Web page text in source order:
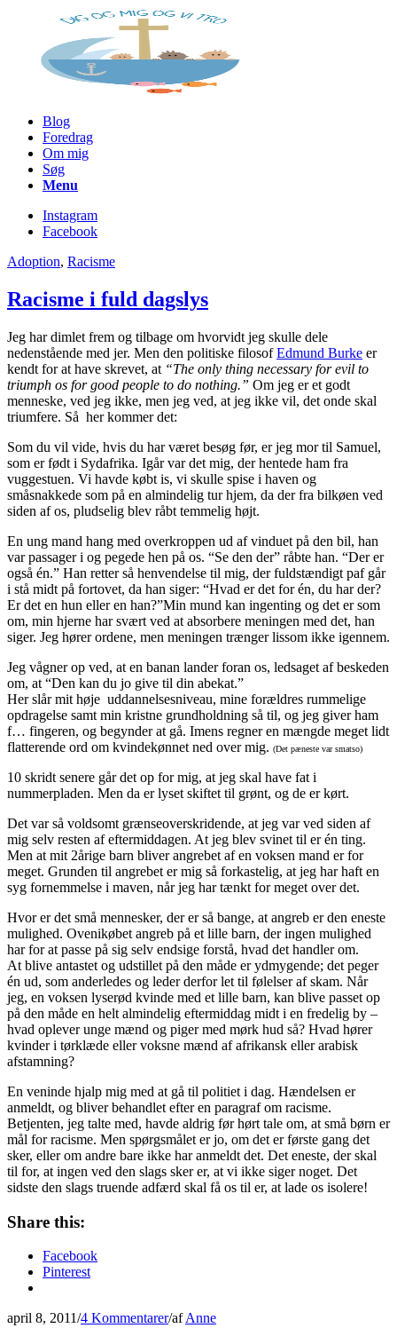
Blog
Foredrag
Om mig
Søg
Menu
Instagram
Facebook
Adoption, Racisme
Racisme i fuld dagslys
Jeg har dimlet frem og tilbage om hvorvidt jeg skulle dele
nedenstående med jer. Men den politiske filosofEdmund Burke er
kendt for at have skrevet, at “The only thing necessary for evil to
triumph os for good people to do nothing.” Om jeg er et godt
menneske, ved jeg ikke, men jeg ved, at jeg ikke vil, det onde skal
triumfere. Så her kommer det:
Som du vil vide, hvis du har været besøg før, er jeg mor til Samuel,
som er født i Sydafrika. Igår var det mig, der hentede ham fra
vuggestuen. Vi havde købt is, vi skulle spise i haven og
småsnakkede som på en almindelig tur hjem, da der fra bilkøen ved
siden af os, pludselig blev råbt temmelig højt.
En ung mand hang med overkroppen ud af vinduet på den bil, han
var passager i og pegede hen på os. “Se den der” råbte han. “Der er
også én.” Han retter så henvendelse til mig, der fuldstændigt paf går
i stå midt på fortovet, da han siger: “Hvad er det for én, du har der?
Er det en hun eller en han?”Min mund kan ingenting og det er som
om, min hjerne har svært ved at absorbere meningen med det, han
siger. Jeg hører ordene, men meningen trænger lissom ikke igennem.
Jeg vågner op ved, at en banan lander foran os, ledsaget af beskeden
om, at “Den kan du jo give til din abekat.”
Her slår mit høje uddannelsesniveau, mine forældres rummelige
opdragelse samt min kristne grundholdning så til, og jeg giver ham
f… fingeren, og begynder at gå. Imens regner en mængde meget lidt
flatterende ord om kvindekønnet ned over mig. (Det pæneste var smatso)
10 skridt senere går det op for mig, at jeg skal have fat i
nummerpladen. Men da er lyset skiftet til grønt, og de er kørt.
Det var så voldsomt grænseoverskridende, at jeg var ved siden af
mig selv resten af eftermiddagen. At jeg blev svinet til er én ting.
Men at mit 2årige barn bliver angrebet af en voksen mand er for
meget. Grunden til angrebet er mig så forkastelig, at jeg har haft en
syg fornemmelse i maven, når jeg har tænkt for meget over det.
Hvor er det små mennesker, der er så bange, at angreb er den eneste
mulighed. Ovenikøbet angreb på et lille barn, der ingen mulighed
har for at passe på sig selv endsige forstå, hvad det handler om.
At blive antastet og udstillet på den måde er ydmygende; det peger
én ud, som anderledes og leder derfor let til følelser af skam. Når
jeg, en voksen lyserød kvinde med et lille barn, kan blive passet op
på den måde en helt almindelig eftermiddag midt i en fredelig by –
hvad oplever unge mænd og piger med mørk hud så? Hvad hører
kvinder i tørklæde eller voksne mænd af afrikansk eller arabisk
afstamning?
En veninde hjalp mig med at gå til politiet i dag. Hændelsen er
anmeldt, og bliver behandlet efter en paragraf om racisme.
Betjenten, jeg talte med, havde aldrig før hørt tale om, at små børn er
mål for racisme. Men spørgsmålet er jo, om det er første gang det
sker, eller om andre bare ikke har anmeldt det. Det eneste, der skal
til for, at ingen ved den slags sker er, at vi ikke siger noget. Det
sidste den slags truende adfærd skal få os til er, at lade os isolere!
Share this:
Facebook
Pinterest
april 8, 2011/4 Kommentarer/afAnne